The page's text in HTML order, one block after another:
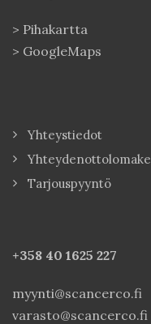
> Pihakartta
> GoogleMaps
Yhteystiedot
Yhteydenottolomake
Tarjouspyyntö
+358 40 1625 227
myynti@scancerco.fi
varasto@scancerco.fi